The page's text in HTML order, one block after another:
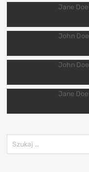
Jane Doe
John Doe
John Doe
Jane Doe